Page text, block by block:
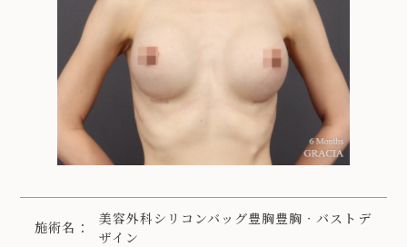
施術名：
美容外科シリコンバッグ豊胸豊胸‧バストデ
ザイン